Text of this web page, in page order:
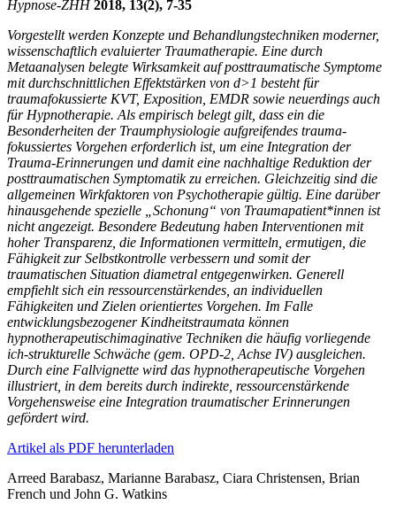
Hypnose-ZHH2018, 13(2), 7-35
Vorgestellt werden Konzepte und Behandlungstechniken moderner,
wissenschaftlich evaluierter Traumatherapie. Eine durch
Metaanalysen belegte Wirksamkeit auf posttraumatische Symptome
mit durchschnittlichen Effektstärken von d>1 besteht für
traumafokussierte KVT, Exposition, EMDR sowie neuerdings auch
für Hypnotherapie. Als empirisch belegt gilt, dass ein die
Besonderheiten der Traumphysiologie aufgreifendes trauma-
fokussiertes Vorgehen erforderlich ist, um eine Integration der
Trauma-Erinnerungen und damit eine nachhaltige Reduktion der
posttraumatischen Symptomatik zu erreichen. Gleichzeitig sind die
allgemeinen Wirkfaktoren von Psychotherapie gültig. Eine darüber
hinausgehende spezielle „Schonung“ von Traumapatient*innen ist
nicht angezeigt. Besondere Bedeutung haben Interventionen mit
hoher Transparenz, die Informationen vermitteln, ermutigen, die
Fähigkeit zur Selbstkontrolle verbessern und somit der
traumatischen Situation diametral entgegenwirken. Generell
empfiehlt sich ein ressourcenstärkendes, an individuellen
Fähigkeiten und Zielen orientiertes Vorgehen. Im Falle
entwicklungsbezogener Kindheitstraumata können
hypnotherapeutischimaginative Techniken die häufig vorliegende
ich-strukturelle Schwäche (gem. OPD-2, Achse IV) ausgleichen.
Durch eine Fallvignette wird das hypnotherapeutische Vorgehen
illustriert, in dem bereits durch indirekte, ressourcenstärkende
Vorgehensweise eine Integration traumatischer Erinnerungen
gefördert wird.
Artikel als PDF herunterladen
Arreed Barabasz, Marianne Barabasz, Ciara Christensen, Brian
French und John G. Watkins